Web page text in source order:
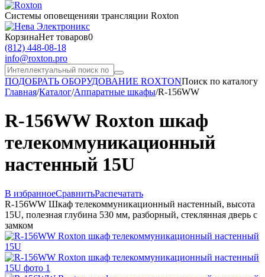
Системы оповещенияи трансляции Roxton
КорзинаНет товаров0
(812) 448-08-18
info@roxton.pro
ПОДОБРАТЬ ОБОРУДОВАНИЕ ROXTONПоиск по каталогу
Главная/Каталог/Аппаратные шкафы/R-156WW
R-156WW Roxton шкаф
телекоммуникационный
настенный 15U
В избранноеСравнитьРаспечатать
R-156WW Шкаф телекоммуникационный настенный, высота
15U, полезная глубина 530 мм, разборный, стеклянная дверь с
замком